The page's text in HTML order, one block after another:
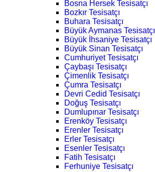
Bosna Hersek Tesisatçı
Bozkır Tesisatçı
Buhara Tesisatçı
Büyük Aymanas Tesisatçı
Büyük İhsaniye Tesisatçı
Büyük Sinan Tesisatçı
Cumhuriyet Tesisatçı
Çaybaşı Tesisatçı
Çimenlik Tesisatçı
Çumra Tesisatçı
Devri Cedid Tesisatçı
Doğuş Tesisatçı
Dumlupınar Tesisatçı
Erenköy Tesisatçı
Erenler Tesisatçı
Erler Tesisatçı
Esenler Tesisatçı
Fatih Tesisatçı
Ferhuniye Tesisatçı